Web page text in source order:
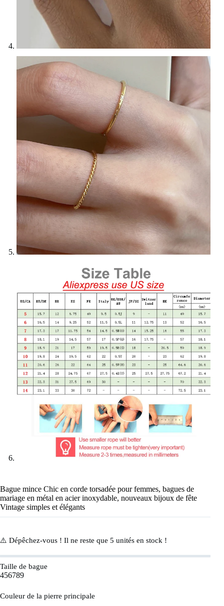
Bague mince Chic en corde torsadée pour femmes, bagues de
mariage en métal en acier inoxydable, nouveaux bijoux de fête
Vintage simples et élégants
⚠️ Dépêchez-vous ! Il ne reste que 5 unités en stock !
Taille de bague
456789
Couleur de la pierre principale